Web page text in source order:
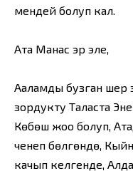
мендей болуп кал.
Атаң Манас эр эле,
Ааламды бузган шер
зордукту Таласта
Көбөш жоо болуп,
ченеп бөлгөндө,
качып келгенде,